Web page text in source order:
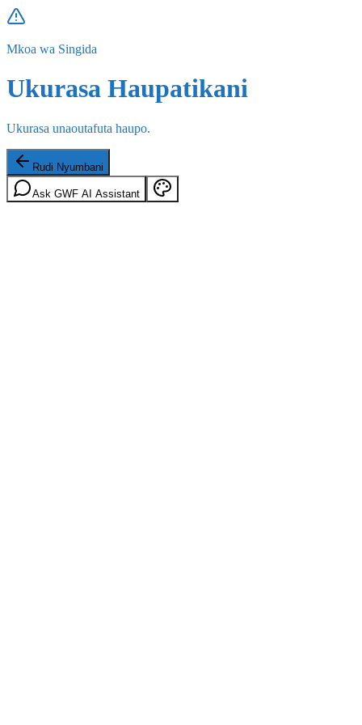
Mkoa wa Singida
Ukurasa Haupatikani
Ukurasa unaoutafuta haupo.
Rudi Nyumbani
Ask GWF AI Assistant